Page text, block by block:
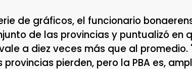
de gráficos, el funcionario
de las provincias y puntualizó en
a diez veces más que al promedio.
pierden, pero la PBA es,